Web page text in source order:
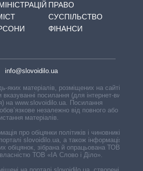
ПРАВО
СУСПІЛЬСТВО
ФІНАНСИ
info@slovoidilo.ua
яких матеріалів, розміщених на сайті,
посилання (для інтернет-видань
на www.slovoidilo.ua. Посилання
незалежно від повного або
матеріалів.
про обіцянки політиків і чиновників,
slovoidilo.ua, а також інформація про
обіцянок, зібрана й опрацьована ТОВ «ІА
ТОВ «ІА Слово і Діло».